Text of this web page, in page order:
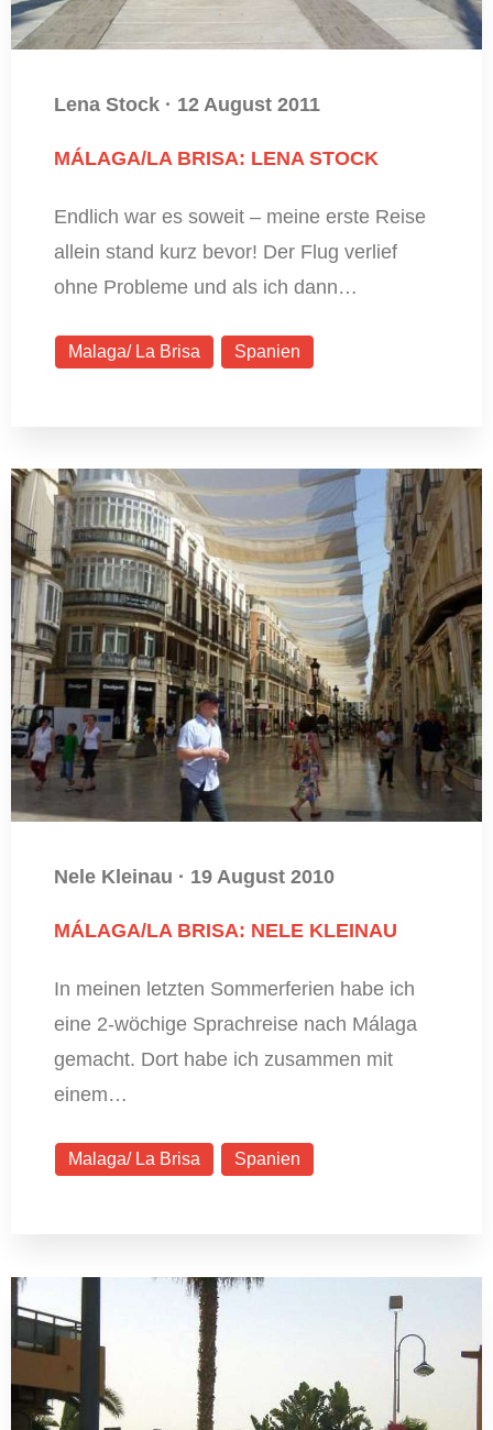
Lena Stock · 12 August 2011
MÁLAGA/LA BRISA: LENA STOCK
Endlich war es soweit – meine erste Reise
allein stand kurz bevor! Der Flug verlief
ohne Probleme und als ich dann…
Malaga/ La Brisa Spanien
Nele Kleinau · 19 August 2010
MÁLAGA/LA BRISA: NELE KLEINAU
In meinen letzten Sommerferien habe ich
eine 2-wöchige Sprachreise nach Málaga
gemacht. Dort habe ich zusammen mit
einem…
Malaga/ La Brisa Spanien